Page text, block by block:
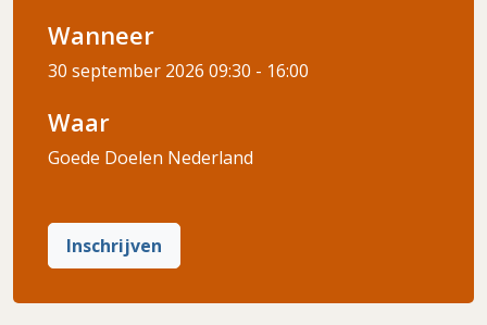
Wanneer
30 september 2026 09:30 - 16:00
Waar
Goede Doelen Nederland
Inschrijven